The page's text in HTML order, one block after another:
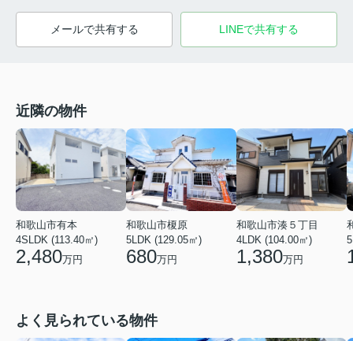
メールで共有する LINEで共有する
近隣の物件
和歌山市有本
4SLDK (113.40㎡)
2,480万円
和歌山市榎原
5LDK (129.05㎡)
680万円
和歌山市湊５丁目
4LDK (104.00㎡)
1,380万円
よく見られている物件